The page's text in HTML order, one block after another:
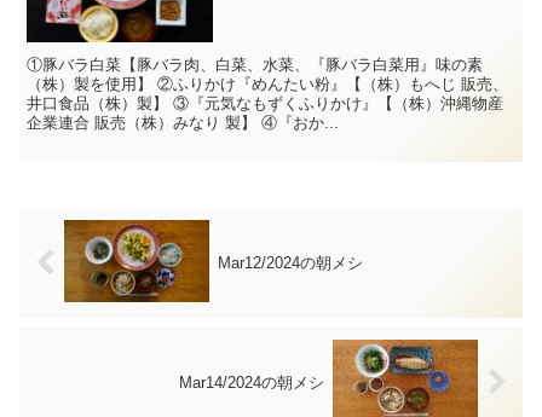
①豚バラ白菜【豚バラ肉、白菜、水菜、『豚バラ白菜用』味の素
（株）製を使用】 ②ふりかけ『めんたい粉』【（株）もへじ 販売、
井口食品（株）製】 ③『元気なもずくふりかけ』【（株）沖縄物産
企業連合 販売（株）みなり 製】 ④『おか...
Mar12/2024の朝メシ
Mar14/2024の朝メシ